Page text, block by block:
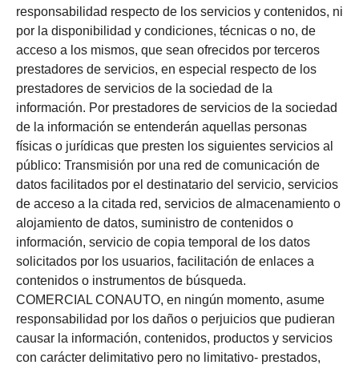
responsabilidad respecto de los servicios y contenidos, ni
por la disponibilidad y condiciones, técnicas o no, de
acceso a los mismos, que sean ofrecidos por terceros
prestadores de servicios, en especial respecto de los
prestadores de servicios de la sociedad de la
información. Por prestadores de servicios de la sociedad
de la información se entenderán aquellas personas
físicas o jurídicas que presten los siguientes servicios al
público: Transmisión por una red de comunicación de
datos facilitados por el destinatario del servicio, servicios
de acceso a la citada red, servicios de almacenamiento o
alojamiento de datos, suministro de contenidos o
información, servicio de copia temporal de los datos
solicitados por los usuarios, facilitación de enlaces a
contenidos o instrumentos de búsqueda.
COMERCIAL CONAUTO, en ningún momento, asume
responsabilidad por los daños o perjuicios que pudieran
causar la información, contenidos, productos y servicios
con carácter delimitativo pero no limitativo- prestados,